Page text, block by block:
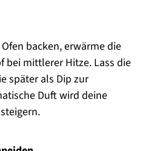
backen, erwärme die
bei mittlerer Hitze. Lass die
später als Dip zur
Duft wird deine